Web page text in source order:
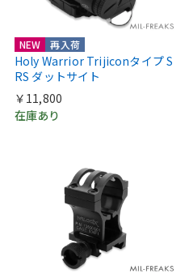
NEW 再入荷
Holy Warrior Trijiconタイプ S
RS ダットサイト
￥11,800
在庫あり